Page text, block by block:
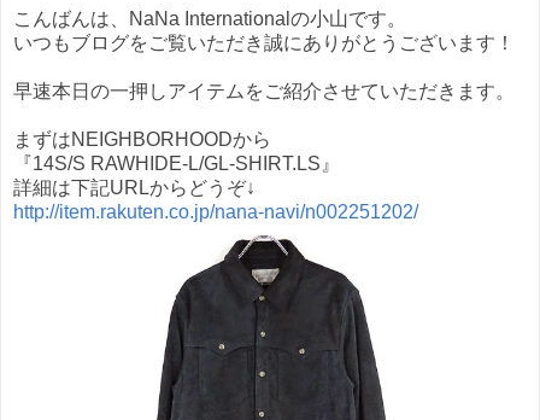
こんばんは、NaNa Internationalの小山です。
いつもブログをご覧いただき誠にありがとうございます！
早速本日の一押しアイテムをご紹介させていただきます。
まずはNEIGHBORHOODから
『14S/S RAWHIDE-L/GL-SHIRT.LS』
詳細は下記URLからどうぞ↓
http://item.rakuten.co.jp/nana-navi/n002251202/